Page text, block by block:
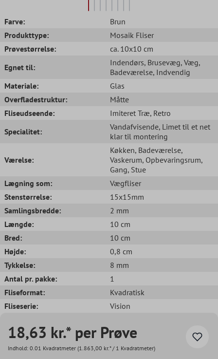
Farve:
Brun
Produkttype:
Mosaik Fliser
Prøvestørrelse:
ca. 10x10 cm
Egnet til:
Indendørs, Brusevæg, Væg,
Badeværelse, Indvendig
Materiale:
Glas
Overfladestruktur:
Måtte
Fliseudseende:
Imiteret Træ, Retro
Specialitet:
Vandafvisende, Limet til et net
klar til montering
Værelse:
Køkken, Badeværelse,
Vaskerum, Opbevaringsrum,
Gang, Stue
Lægning som:
Vægfliser
Stenstørrelse:
15x15mm
Samlingsbredde:
2 mm
Længde:
10 cm
Bred:
10 cm
Højde:
0,8 cm
Tykkelse:
8 mm
Antal pr. pakke:
1
Fliseformat:
Kvadratisk
Fliseserie:
Vision
18,63 kr.* per Prøve
Indhold: 0.01 Kvadratmeter (1.863,00 kr.* / 1 Kvadratmeter)